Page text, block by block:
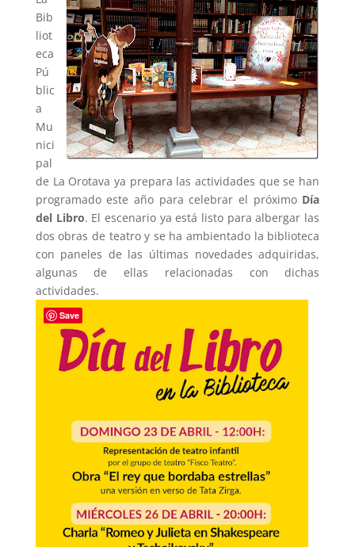
Bib
liot
eca
Pú
blic
a
Mu
nici
pal
de La Orotava ya prepara las actividades que se han
programado este año para celebrar el próximo Día
del Libro. El escenario ya está listo para albergar las
dos obras de teatro y se ha ambientado la biblioteca
con paneles de las últimas novedades adquiridas,
algunas de ellas relacionadas con dichas
actividades.
Save